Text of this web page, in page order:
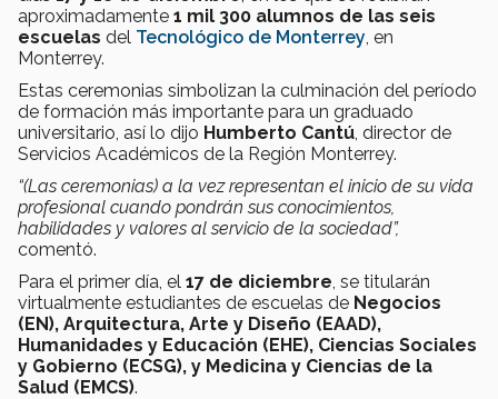
aproximadamente 1 mil 300 alumnos de las seis
escuelas del Tecnológico de Monterrey , en
Monterrey.
Estas ceremonias simbolizan la culminación del período
de formación más importante para un graduado
universitario, así lo dijo Humberto Cantú , director de
Servicios Académicos de la Región Monterrey.
“(Las ceremonias) a la vez representan el inicio de su vida
profesional cuando pondrán sus conocimientos,
habilidades y valores al servicio de la sociedad”,
comentó.
Para el primer día, el 17 de diciembre , se titularán
virtualmente estudiantes de escuelas de Negocios
(EN), Arquitectura, Arte y Diseño (EAAD),
Humanidades y Educación (EHE), Ciencias Sociales
y Gobierno (ECSG), y Medicina y Ciencias de la
Salud (EMCS).